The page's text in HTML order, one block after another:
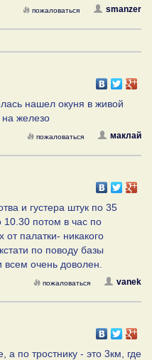
smanzer
пожаловаться
нашел окуня в живой
железо
маклай
пожаловаться
и густера штук по 35
потом в час по
палатки- никакого
по поводу базы
очень доволен.
vanek
пожаловаться
по тростнику - это 3км, где